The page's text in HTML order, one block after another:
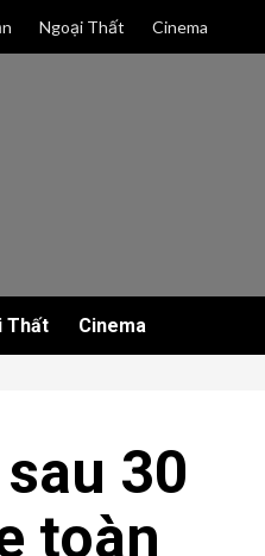
Ngoại Thất Cinema
Thất Cinema
30
toàn